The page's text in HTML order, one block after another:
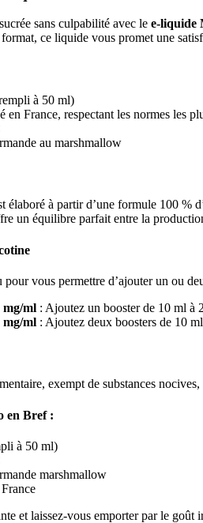
sans culpabilité avec le e-liquide
ce liquide vous promet une
à 50 ml)
en France, respectant les normes les
au marshmallow
élaboré à partir d’une formule 100 %
un équilibre parfait entre la
vous permettre d’ajouter un ou
mg/ml : Ajoutez un booster de 10 ml à
mg/ml : Ajoutez deux boosters de 10
exempt de substances
en Bref :
à 50 ml)
marshmallow
et laissez-vous emporter par le goût